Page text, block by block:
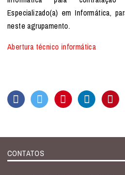
Especializado(a) em Informática,
neste agrupamento.
Abertura técnico informática
CONTATOS